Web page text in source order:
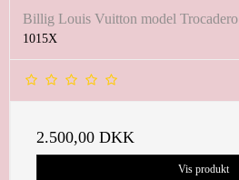
Billig Louis Vuitton model Trocadero
1015X
2.500,00 DKK
Vis produkt